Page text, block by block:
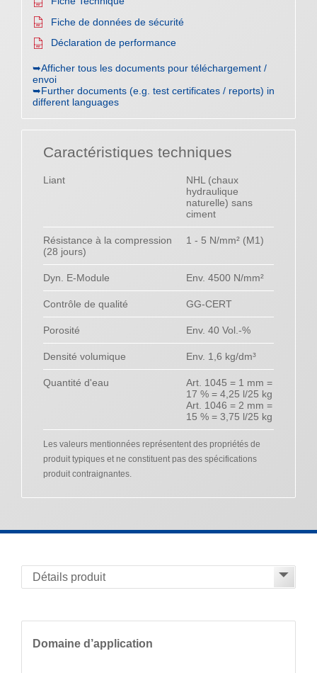
Fiche de données de sécurité
Déclaration de performance
➥Afficher tous les documents pour téléchargement /
envoi
➥Further documents (e.g. test certificates / reports) in
different languages
Caractéristiques techniques
Liant
NHL (chaux
hydraulique
naturelle) sans
ciment
Résistance à la compression
(28 jours)
1 - 5 N/mm² (M1)
Dyn. E-Module Env. 4500 N/mm²
Contrôle de qualité GG-CERT
Porosité Env. 40 Vol.-%
Densité volumique Env. 1,6 kg/dm³
Quantité d'eau
Art. 1045 = 1 mm =
17 % = 4,25 l/25 kg
Art. 1046 = 2 mm =
15 % = 3,75 l/25 kg
Les valeurs mentionnées représentent des propriétés de
produit typiques et ne constituent pas des spécifications
produit contraignantes.
Domaine d’application